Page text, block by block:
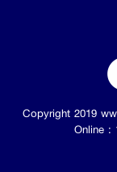
Copyright 2019
Online :